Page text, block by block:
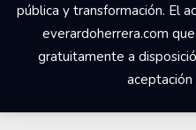
pública y transformación. El
everardoherrera.com
gratuitamente a
aceptación